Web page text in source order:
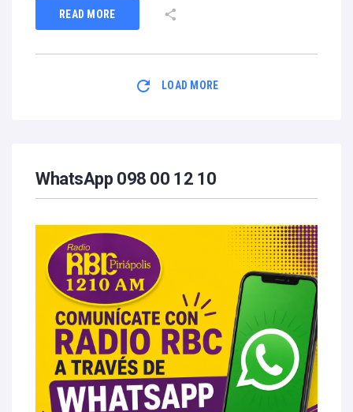
READ MORE
LOAD MORE
WhatsApp 098 00 12 10